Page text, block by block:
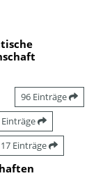
96 Einträge
Einträge